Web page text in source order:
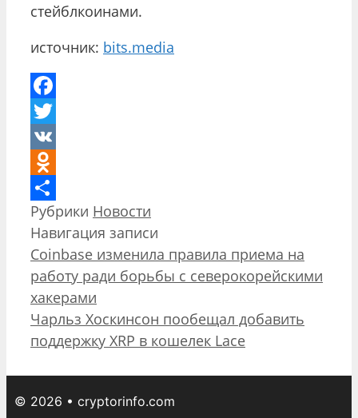
стейблкоинами.
источник: bits.media
Facebook
Twitter
VK
Odnoklassniki
Отправить
Рубрики Новости
Навигация записи
Coinbase изменила правила приема на
работу ради борьбы с северокорейскими
хакерами
Чарльз Хоскинсон пообещал добавить
поддержку XRP в кошелек Lace
© 2026 • cryptorinfo.com